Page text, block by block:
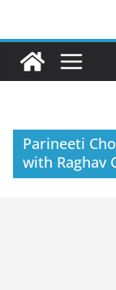
content
Parineeti
with Raghav